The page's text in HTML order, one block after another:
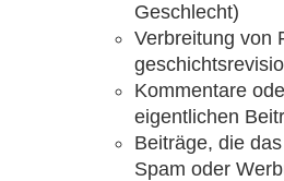
Geschlecht)
Verbreitung von
Kommentare
eigentlichen
Beiträge, die
Spam oder